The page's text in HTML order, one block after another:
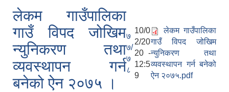
लेकम गाउँपालिका
गाउँ विपद जोखिम
न्युनिकरण तथा
व्यवस्थापन गर्न
बनेको ऐन २०७५ ।
७
७/
७
८
10/0
2/20
20 -
12:5
9
लेकम गाउँपालिका
गाउँ विपद जोखिम
न्युनिकरण तथा
व्यवस्थापन गर्न बनेको
ऐन २०७५.pdf